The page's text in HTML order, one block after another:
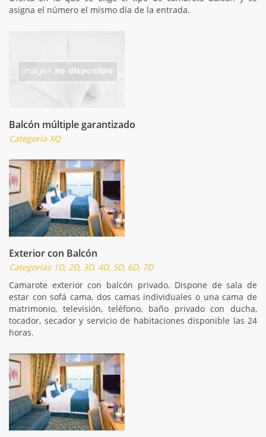
asigna el número el mismo día de la entrada.
Balcón múltiple garantizado
Categoría XQ
Exterior con Balcón
Categorías 1D, 2D, 3D, 4D, 5D, 6D, 7D
Camarote exterior con balcón privado. Dispone de sala de
estar con sofá cama, dos camas individuales o una cama de
matrimonio, televisión, teléfono, baño privado con ducha,
tocador, secador y servicio de habitaciones disponible las 24
horas.